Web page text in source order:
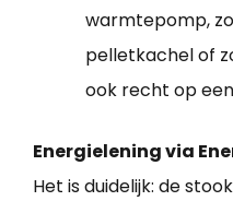
warmtepomp,
pelletkachel of
ook recht op
Energielening via
Het is duidelijk: de